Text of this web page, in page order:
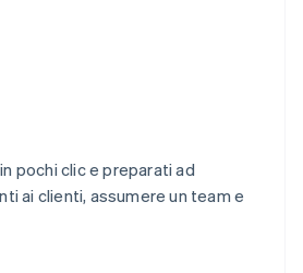
pochi clic e preparati ad
ai clienti, assumere un team e